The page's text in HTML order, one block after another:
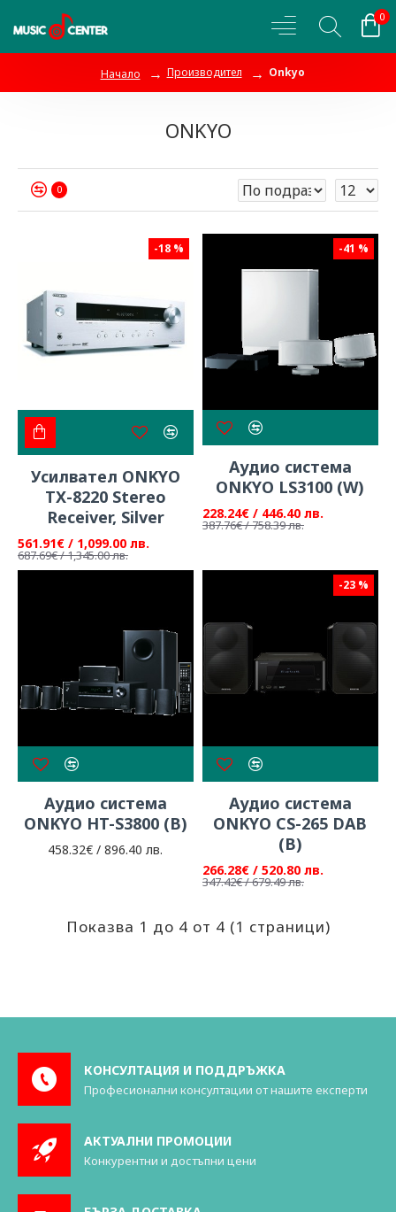
0
Начало Производител Onkyo
ONKYO
0
-18 %
Усилвател ONKYO
TX-8220 Stereo
Receiver, Silver
561.91€ / 1,099.00 лв.
687.69€ / 1,345.00 лв.
-41 %
Аудио система
ONKYO LS3100 (W)
228.24€ / 446.40 лв.
387.76€ / 758.39 лв.
Аудио система
ONKYO HT-S3800 (B)
458.32€ / 896.40 лв.
-23 %
Аудио система
ONKYO CS-265 DAB
(B)
266.28€ / 520.80 лв.
347.42€ / 679.49 лв.
Показва 1 до 4 от 4 (1 страници)
КОНСУЛТАЦИЯ И ПОДДРЪЖКА
Професионални консултации от нашите експерти
АКТУАЛНИ ПРОМОЦИИ
Конкурентни и достъпни цени